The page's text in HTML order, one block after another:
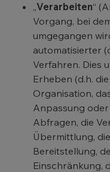
„Verarbeiten“
Vorgang, bei
umgegangen
automatisierter
Verfahren. Dies
Erheben (d.h.
Organisation,
Anpassung
Abfragen, die
Übermittlung,
Bereitstellung,
Einschränkung,